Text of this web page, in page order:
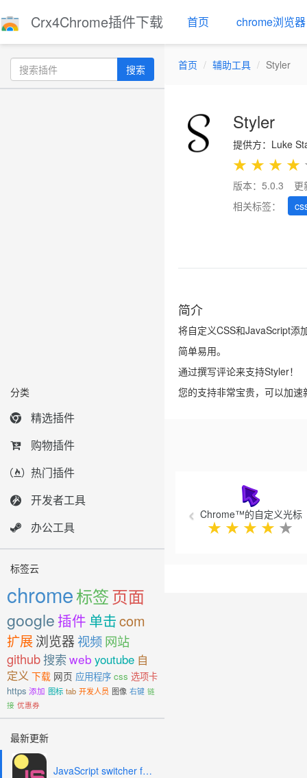
Crx4Chrome插件下载 首页 chrome浏览器
搜索
分类
精选插件
购物插件
热门插件
开发者工具
办公工具
标签云
chrome标签页面
google 插件 单击com
扩展浏览器 视频网站
github搜索web youtube 自
定义 下载 网页 应用程序 css 选项卡
https 添加 图标 tab 开发人员 图像 右键 链
接 优惠券
最新更新
JavaScript switcher for SEO and development
首页 辅助工具 Styler
Styler
提供方：Luke
★ ★ ★ ★
版本：5.0.3
更
相关标签：
简介
将自定义CSS和JavaScript添
简单易用。
通过撰写评论来支持Styler！
您的支持非常宝贵，可以加速
Chrome™的自定义光标
★ ★ ★ ★ ★